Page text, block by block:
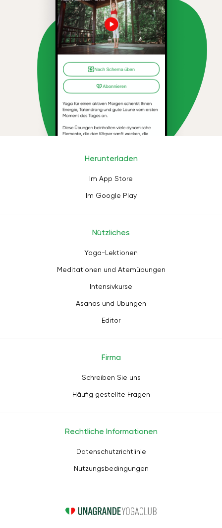
Herunterladen
Im App Store
Im Google Play
Nützliches
Yoga-Lektionen
Meditationen und Atemübungen
Intensivkurse
Asanas und Übungen
Editor
Firma
Schreiben Sie uns
Häufig gestellte Fragen
Rechtliche Informationen
Datenschutzrichtlinie
Nutzungsbedingungen